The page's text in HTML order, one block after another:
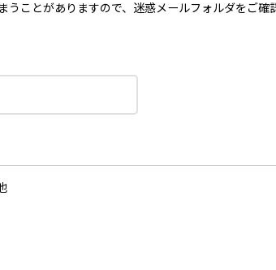
うことがありますので、迷惑メールフォルダをご